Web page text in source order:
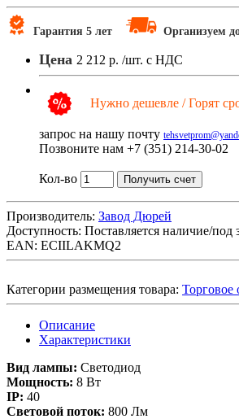
Гарантия 5 лет Организуем
Цена 2 212 р. /шт. с НДС
Нужно дешевле / Горят
запрос на нашу почту
Позвоните нам +7 (351) 214-30-02
Кол-во Получить счет
Производитель: Завод Дюрей
Доступность: Поставляется наличие/под
EAN: ECIILAKMQ2
Категории размещения товара: Торговое
Описание
Характеристики
Вид лампы: Светодиод
Мощность: 8 Вт
IP: 40
Световой поток: 800 Лм